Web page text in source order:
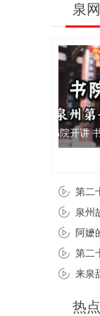
泉
泉
阿嬷
来泉
热